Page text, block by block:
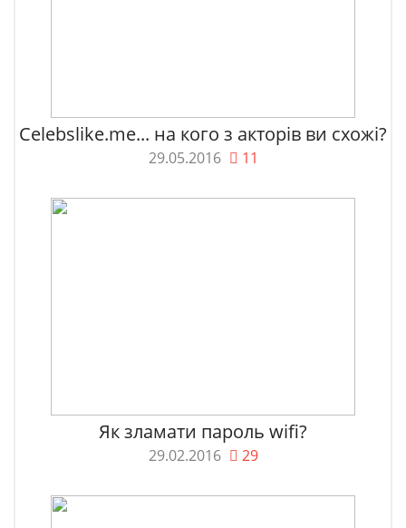
Celebslike.me... на кого з акторів ви схожі?
29.05.2016 11
Як зламати пароль wifi?
29.02.2016 29